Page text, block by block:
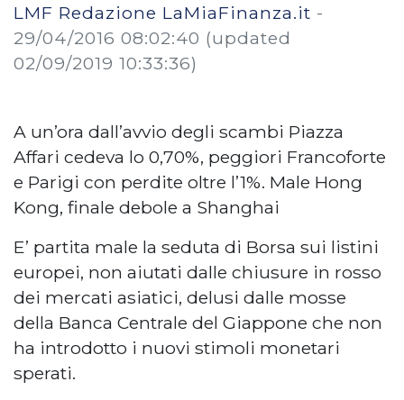
LMF Redazione LaMiaFinanza.it -
29/04/2016 08:02:40 (updated
02/09/2019 10:33:36)
A un’ora dall’avvio degli scambi Piazza
Affari cedeva lo 0,70%, peggiori Francoforte
e Parigi con perdite oltre l’1%. Male Hong
Kong, finale debole a Shanghai
E’ partita male la seduta di Borsa sui listini
europei, non aiutati dalle chiusure in rosso
dei mercati asiatici, delusi dalle mosse
della Banca Centrale del Giappone che non
ha introdotto i nuovi stimoli monetari
sperati.